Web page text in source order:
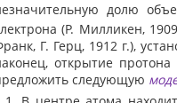
долю
(Р. Милликен,
Г. Герц, 1912 г.),
открытие
следующую